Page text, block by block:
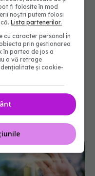
fi folosite în mod
noștri putem folosi
Lista partenerilor.
cu caracter personal în
prin gestionarea
în partea de jos a
a vă retrage
și cookie-